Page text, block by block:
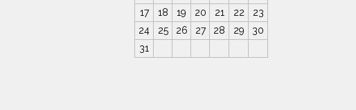
17
18 19 20 21 22
23
24
25 26 27 28 29
30
31